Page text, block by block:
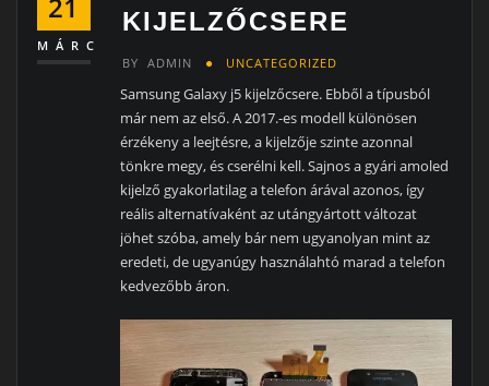
MÁRC
KIJELZŐCSERE
BY ADMIN UNCATEGORIZED
Samsung Galaxy j5 kijelzőcsere. Ebből a típusból
már nem az első. A 2017.-es modell különösen
érzékeny a leejtésre, a kijelzője szinte azonnal
tönkre megy, és cserélni kell. Sajnos a gyári amoled
kijelző gyakorlatilag a telefon árával azonos, így
reális alternatívaként az utángyártott változat
jöhet szóba, amely bár nem ugyanolyan mint az
eredeti, de ugyanúgy használahtó marad a telefon
kedvezőbb áron.